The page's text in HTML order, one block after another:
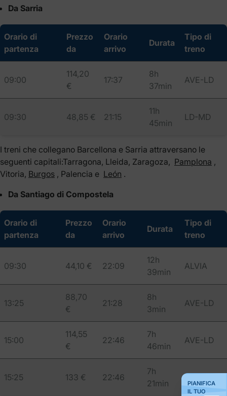
PIANIFICA
IL TUO
Da Sarria
Orario di
partenza
Prezzo
da
Orario
arrivo
Durata
Tipo di
treno
09:00
114,20
€
17:37
8h
37min
AVE-LD
09:30 48,85 € 21:15
11h
45min
LD-MD
I treni che collegano Barcellona e Sarria attraversano le
seguenti capitali:Tarragona, Lleida, Zaragoza, Pamplona ,
Vitoria, Burgos , Palencia e León .
Da Santiago di Compostela
Orario di
partenza
Prezzo
da
Orario
arrivo
Durata
Tipo di
treno
09:30 44,10 € 22:09
12h
39min
ALVIA
13:25
88,70
€
21:28
8h
3min
AVE-LD
15:00
114,55
€
22:46
7h
46min
AVE-LD
15:25 133 € 22:46
7h
21min
AVE-LD